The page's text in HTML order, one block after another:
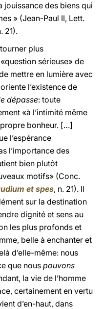
jouissance des biens qui
» (Jean-Paul II, Lett.
21).
plus
sérieuse» de
mettre en lumière avec
l’existence de
dépasse: toute
«à l’intimité même
bonheur. […]
l’espérance
l’importance des
bien plutôt
motifs» (Conc.
et spes, n. 21). Il
sur la destination
dignité et sens au
les plus profonds et
belle à enchanter et
d’elle-même: nous
que nous pouvons
la vie de l’homme
certainement en vertu
d’en-haut, dans